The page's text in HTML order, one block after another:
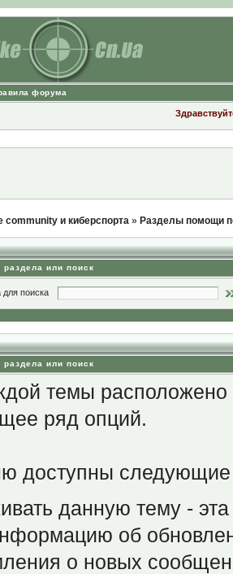
форума
и киберспорта» Разделы помощи
или поиск
поиска
или поиск
темы
ряд опций.
доступны
данную тему -
об
о новых